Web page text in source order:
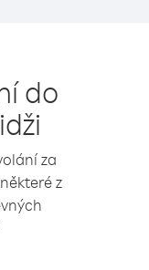
do
za
z